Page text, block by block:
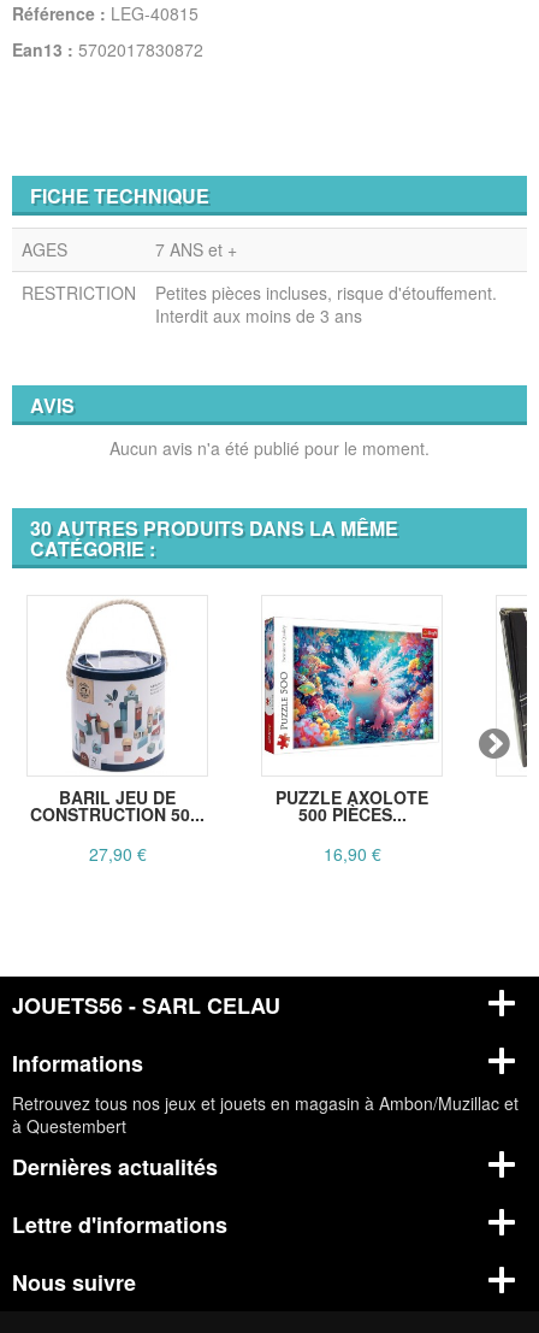
Référence : LEG-40815
Ean13 : 5702017830872
FICHE TECHNIQUE
AGES
7 ANS et +
RESTRICTION
Petites pièces incluses, risque d'étouffement.
Interdit aux moins de 3 ans
AVIS
Aucun avis n'a été publié pour le moment.
30 AUTRES PRODUITS DANS LA MÊME
CATÉGORIE :
BARIL JEU DE
CONSTRUCTION 50...
27,90 €
PUZZLE AXOLOTE
500 PIÈCES...
16,90 €
JOUETS56 - SARL CELAU
Informations
Retrouvez tous nos jeux et jouets en magasin à Ambon/Muzillac et
à Questembert
Dernières actualités
Lettre d'informations
Nous suivre